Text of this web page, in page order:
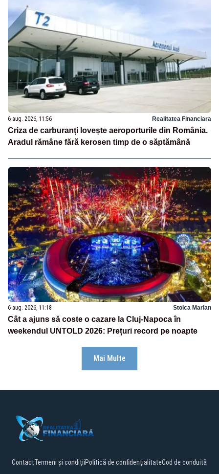
6 aug. 2026, 11:56 Realitatea Financiara
Criza de carburanți lovește aeroporturile din România.
Aradul rămâne fără kerosen timp de o săptămână
6 aug. 2026, 11:18 Stoica Marian
Cât a ajuns să coste o cazare la Cluj-Napoca în
weekendul UNTOLD 2026: Prețuri record pe noapte
Mai Multe
ContactTermeni și condițiiPolitică de confidențialitateCod de conduită